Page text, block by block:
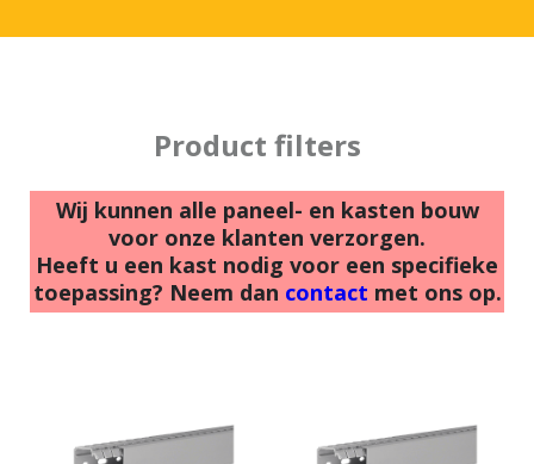
Product filters
Wij kunnen alle paneel- en kasten bouw
voor onze klanten verzorgen.
Heeft u een kast nodig voor een specifieke
toepassing? Neem dan contact met ons op.